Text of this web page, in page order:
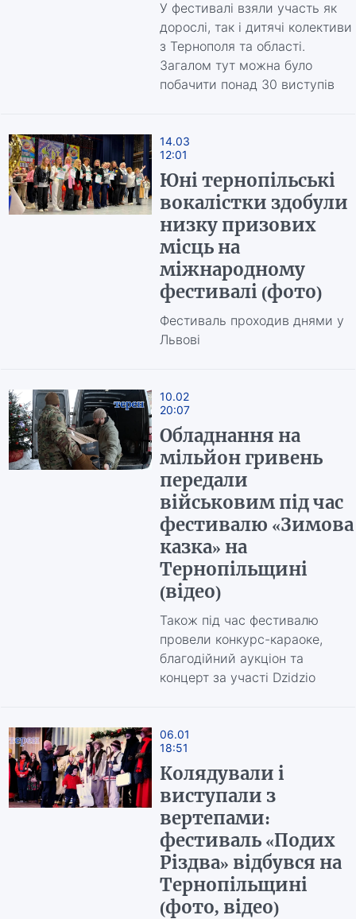
У фестивалі взяли участь як
дорослі, так і дитячі колективи
з Тернополя та області.
Загалом тут можна було
побачити понад 30 виступів
14.03
12:01
Юні тернопільські
вокалістки здобули
низку призових
місць на
міжнародному
фестивалі (фото)
Фестиваль проходив днями у
Львові
10.02
20:07
Обладнання на
мільйон гривень
передали
військовим під час
фестивалю «Зимова
казка» на
Тернопільщині
(відео)
Також під час фестивалю
провели конкурс-караоке,
благодійний аукціон та
концерт за участі Dzidzio
06.01
18:51
Колядували і
виступали з
вертепами:
фестиваль «Подих
Різдва» відбувся на
Тернопільщині
(фото, відео)